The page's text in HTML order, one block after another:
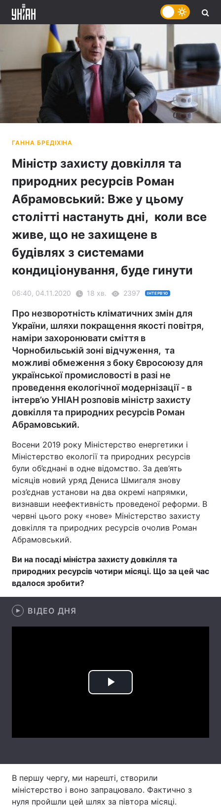
Головна Війна
Україна Політика
Економіка Світ
Техно і зв'язок Лайт
Здоров'я
Контакти
Міністр захисту довкілля та
природних ресурсів Роман
Абрамовський: Вже у цьому
столітті настануть дні, коли все
живе, що не захищене в
будівлях з системами
кондиціонування, буде гинути
06:40, 04.11.2020 18 хв. 2397 ІНТЕРВ'Ю
Про незворотність кліматичних змін для
України, шляхи покращення якості повітря,
наміри захоронювати сміття в
Чорнобильській зоні відчуження, та
можливі обмеження з боку Євросоюзу для
української промисловості в разі не
проведення екологічної модернізації - в
інтерв’ю УНІАН розповів міністр захисту
довкілля та природних ресурсів Роман
Абрамовський.
Восени 2019 року Міністерство енергетики і
Міністерство екології та природних ресурсів
були об’єднані в одне відомство. За дев’ять
місяців новий уряд Дениса Шмигаля знову
роз’єднав установи на два окремі напрямки,
визнавши неефективність проведеної реформи. В
червні цього року «нове» Міністерство захисту
довкілля та природних ресурсів очолив Роман
Абрамовський.
Ви на посаді міністра захисту довкілля та
природних ресурсів чотири місяці. Що за цей час
вдалося зробити?
ВІДЕО ДНЯ
Play
В першу чергу, ми нарешті, створили
міністерство і воно запрацювало. Фактично з
нуля пройшли цей шлях за півтора місяці.